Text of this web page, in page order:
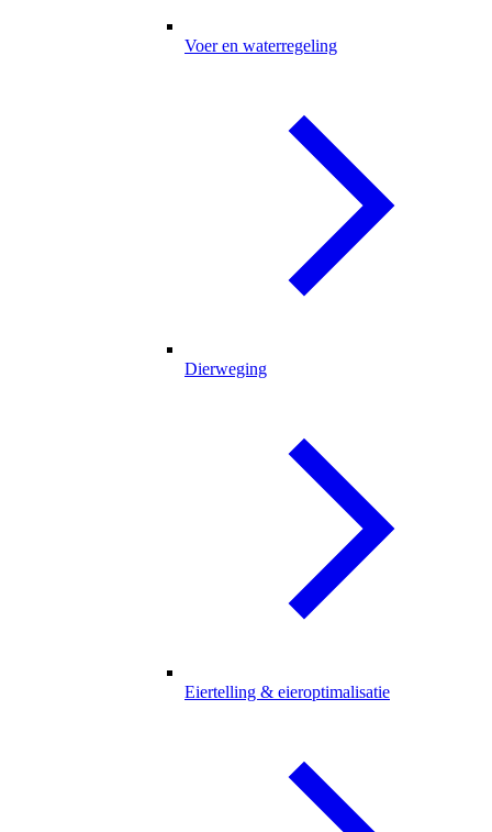
Voer en waterregeling
Dierweging
Eiertelling & eieroptimalisatie